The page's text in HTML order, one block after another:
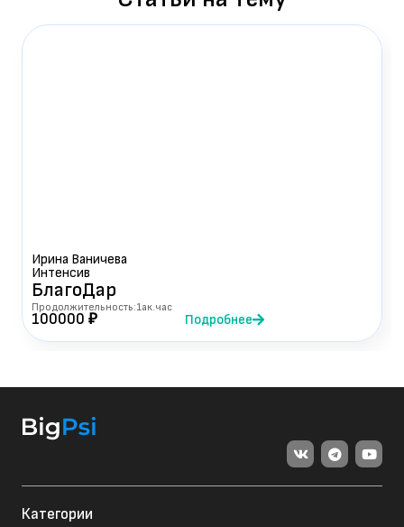
Ирина Ваничева
Интенсив
БлагоДар
Продолжительность:1ак.час
100000 ₽ Подробнее
Категории